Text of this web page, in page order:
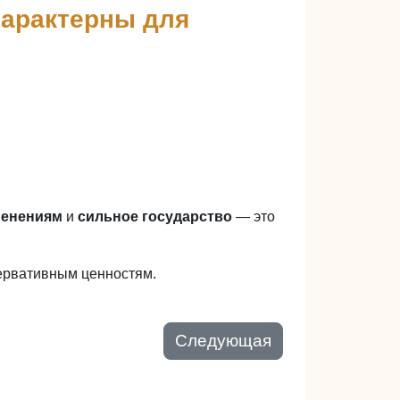
для
и сильное государство — это
ценностям.
Следующая